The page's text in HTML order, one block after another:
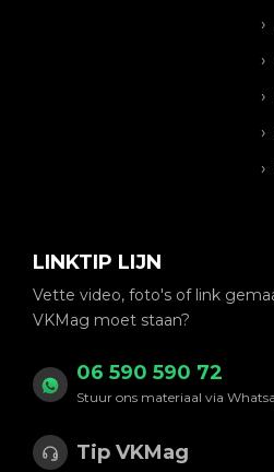
LINKTIP LIJN
Vette video, foto's of link
VKMag moet staan?
06 590 590 72
Stuur ons materiaal via
Tip VKMag